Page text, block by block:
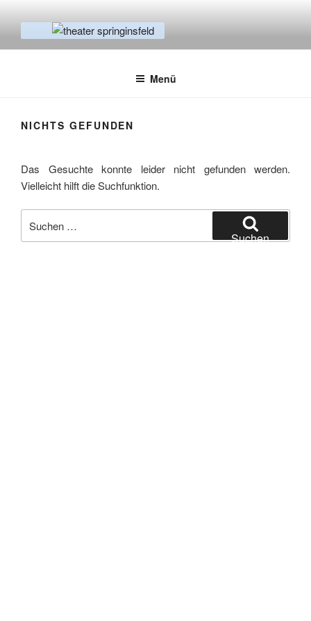
Inhalt
springenTHEATER SPRINGINSFELD
Empowerment & Prävention
Menü
NICHTS GEFUNDEN
Das Gesuchte konnte leider nicht gefunden werden.
Vielleicht hilft die Suchfunktion.
nach:
Suchen